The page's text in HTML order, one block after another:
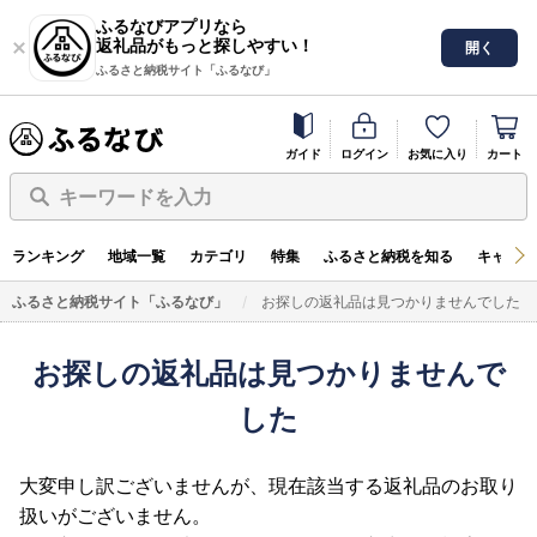
ふるなびアプリなら
返礼品がもっと探しやすい！
ふるさと納税サイト「ふるなび」
開く
ガイド ログイン お気に入り カート
キーワードを入力
ランキング 地域一覧 カテゴリ 特集 ふるさと納税を知る キャン
ふるさと納税サイト「ふるなび」 お探しの返礼品は見つかりませんでした
お探しの返礼品は見つかりませんで
した
大変申し訳ございませんが、現在該当する返礼品のお取り
扱いがございません。